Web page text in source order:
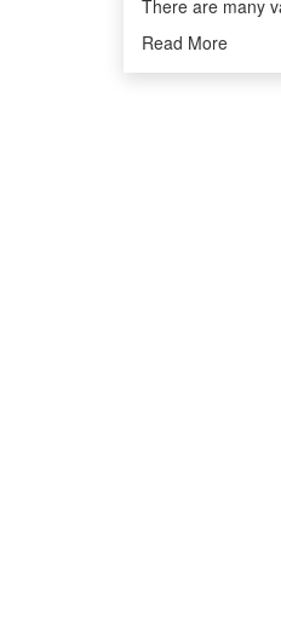
There are many
Read More